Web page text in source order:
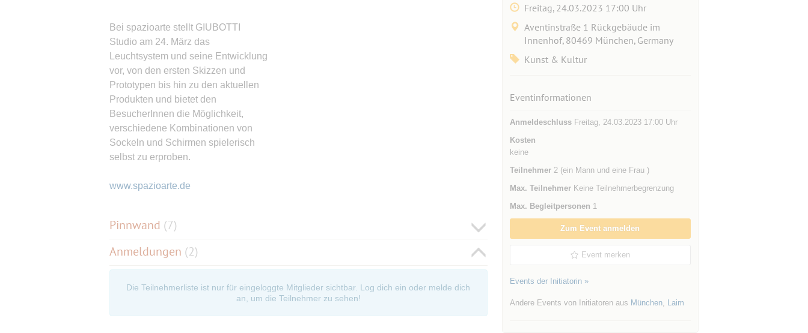
Bei spazioarte stellt GIUBOTTI
Studio am 24. März das
Leuchtsystem und seine Entwicklung
vor, von den ersten Skizzen und
Prototypen bis hin zu den aktuellen
Produkten und bietet den
BesucherInnen die Möglichkeit,
verschiedene Kombinationen von
Sockeln und Schirmen spielerisch
selbst zu erproben.
www.spazioarte.de
Pinnwand (7)
Anmeldungen (2)
Die Teilnehmerliste ist nur für eingeloggte Mitglieder sichtbar. Log dich ein oder melde dich
an, um die Teilnehmer zu sehen!
Freitag, 24.03.2023 17:00 Uhr
Aventinstraße 1 Rückgebäude im
Innenhof, 80469 München, Germany
Kunst & Kultur
Eventinformationen
AnmeldeschlussFreitag, 24.03.2023 17:00 Uhr
Kosten
keine
Teilnehmer2 (ein Mann und eine Frau )
Max. TeilnehmerKeine Teilnehmerbegrenzung
Max. Begleitpersonen 1
Zum Event anmelden
Event merken
Events der Initiatorin »
Andere Events von Initiatoren aus München, Laim